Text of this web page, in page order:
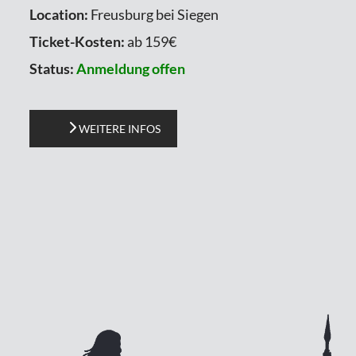
Location: Freusburg bei Siegen
Ticket-Kosten:ab 159€
Status:Anmeldung offen
WEITERE INFOS